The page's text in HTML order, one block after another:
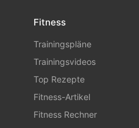
Fitness
Trainingspläne
Trainingsvideos
Top Rezepte
Fitness-Artikel
Fitness Rechner